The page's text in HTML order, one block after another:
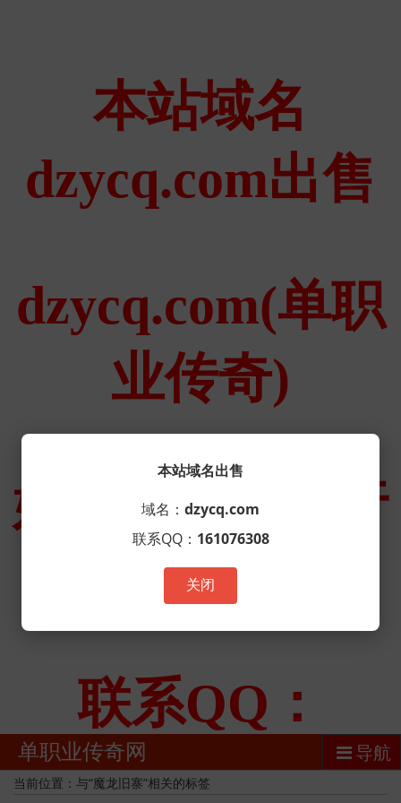
单职业传奇网 导航
当前位置：与“魔龙旧寨”相关的标签
本站域名出售
域名： dzycq.com
联系QQ： 161076308
关闭